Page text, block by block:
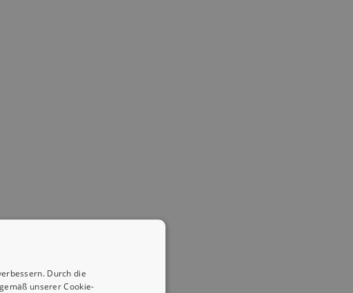
Durch die
unserer Cookie-